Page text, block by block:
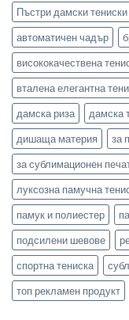
Пъстри дамски тениски
автоматичен чадър
висококачествена
вталена елегантна
дамска риза
дамска
дишаща материя
за
за сублимационен
луксозна памучна
памук и полиестер
подсилени шевове
спортна тениска
топ рекламен продукт